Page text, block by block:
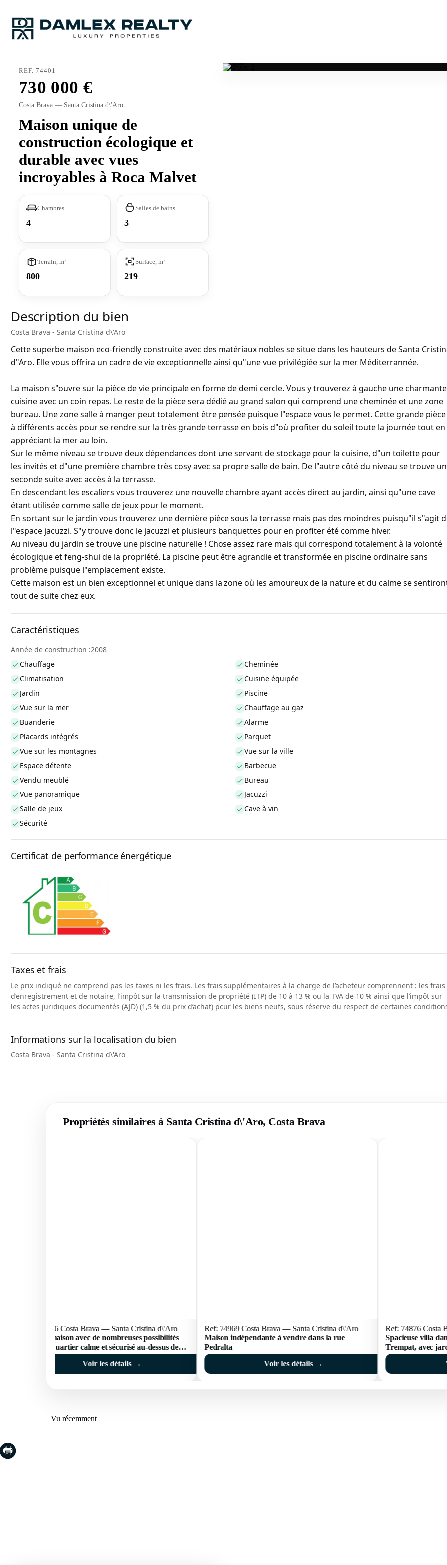
REF. 74401
730 000
Costa Brava — Santa Cristina d\'Aro
Maison unique de
construction écologique et
durable avec vues
incroyables à Roca Malvet
Chambres
4
Salles de bains
3
Terrain, m²
800
Surface, m²
219
Description du bien
Costa Brava - Santa Cristina d\'Aro
Cette superbe maison eco-friendly construite avec des matériaux nobles se situe dans les hauteurs de Santa
d"Aro. Elle vous offrira un cadre de vie exceptionnelle ainsi qu"une vue privilégiée sur la mer Méditerrannée.
La maison s"ouvre sur la pièce de vie principale en forme de demi cercle. Vous y trouverez à gauche une charmante
cuisine avec un coin repas. Le reste de la pièce sera dédié au grand salon qui comprend une cheminée et une zone
bureau. Une zone salle à manger peut totalement être pensée puisque l"espace vous le permet. Cette grande pièce
à différents accès pour se rendre sur la très grande terrasse en bois d"où profiter du soleil toute la journée tout en
appréciant la mer au loin.
Sur le même niveau se trouve deux dépendances dont une servant de stockage pour la cuisine, d"un toilette pour
les invités et d"une première chambre très cosy avec sa propre salle de bain. De l"autre côté du niveau se trouve
seconde suite avec accès à la terrasse.
En descendant les escaliers vous trouverez une nouvelle chambre ayant accès direct au jardin, ainsi qu"une cave
étant utilisée comme salle de jeux pour le moment.
En sortant sur le jardin vous trouverez une dernière pièce sous la terrasse mais pas des moindres puisqu"il s"agit
l"espace jacuzzi. S"y trouve donc le jacuzzi et plusieurs banquettes pour en profiter été comme hiver.
Au niveau du jardin se trouve une piscine naturelle ! Chose assez rare mais qui correspond totalement à la volonté
écologique et feng-shui de la propriété. La piscine peut être agrandie et transformée en piscine ordinaire sans
problème puisque l"emplacement existe.
Cette maison est un bien exceptionnel et unique dans la zone où les amoureux de la nature et du calme se
tout de suite chez eux.
Caractéristiques
Année de construction :2008
Chauffage
Cheminée
Climatisation
Cuisine équipée
Jardin
Piscine
Vue sur la mer
Chauffage au gaz
Buanderie
Alarme
Placards intégrés
Parquet
Vue sur les montagnes
Vue sur la ville
Espace détente
Barbecue
Vendu meublé
Bureau
Vue panoramique
Jacuzzi
Salle de jeux
Cave à vin
Sécurité
Certificat de performance énergétique
Taxes et frais
Le prix indiqué ne comprend pas les taxes ni les frais. Les frais supplémentaires à la charge de l’acheteur comprennent : les frais
d’enregistrement et de notaire, l’impôt sur la transmission de propriété (ITP) de 10 à 13 % ou la TVA de 10 % ainsi que l’impôt sur
les actes juridiques documentés (AJD) (1,5 % du prix d’achat) pour les biens neufs, sous réserve du respect de certaines
Informations sur la localisation du bien
Costa Brava - Santa Cristina d\'Aro
Propriétés similaires à Santa Cristina d\'Aro, Costa Brava
Ref: 75156 Costa Brava — Santa Cristina d\'Aro
Grande maison avec de nombreuses possibilités
dans un quartier calme et sécurisé au-dessus de
Santa Cristina de Aro
Voir les détails →
Ref: 74969 Costa Brava — Santa Cristina d\'Aro
Maison indépendante à vendre dans la rue
Pedralta
Voir les détails →
Ref: 74876 Costa
Spacieuse villa
Trempat, avec
Vu récemment